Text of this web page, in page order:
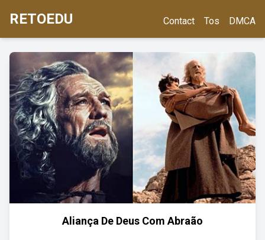
RETOEDU Contact Tos DMCA
Aliança De Deus Com Abraão